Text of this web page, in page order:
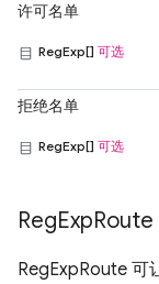
许可名单
RegExp[] 可选
拒绝名单
RegExp[] 可选
RegExpRoute
RegExpRoute 可